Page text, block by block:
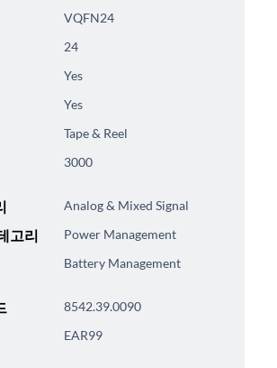
VQFN24
24
Yes
Yes
Tape & Reel
3000
Analog & Mixed Signal
고리 Power Management
Battery Management
8542.39.0090
EAR99